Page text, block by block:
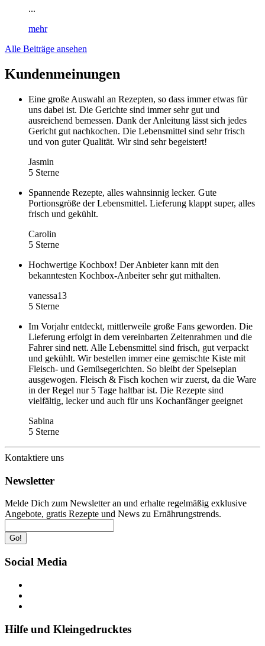
...
mehr
Alle Beiträge ansehen
Kundenmeinungen
Eine große Auswahl an Rezepten, so dass immer etwas für
uns dabei ist. Die Gerichte sind immer sehr gut und
ausreichend bemessen. Dank der Anleitung lässt sich jedes
Gericht gut nachkochen. Die Lebensmittel sind sehr frisch
und von guter Qualität. Wir sind sehr begeistert!
Jasmin
5 Sterne
Spannende Rezepte, alles wahnsinnig lecker. Gute
Portionsgröße der Lebensmittel. Lieferung klappt super, alles
frisch und gekühlt.
Carolin
5 Sterne
Hochwertige Kochbox! Der Anbieter kann mit den
bekanntesten Kochbox-Anbeiter sehr gut mithalten.
vanessa13
5 Sterne
Im Vorjahr entdeckt, mittlerweile große Fans geworden. Die
Lieferung erfolgt in dem vereinbarten Zeitenrahmen und die
Fahrer sind nett. Alle Lebensmittel sind frisch, gut verpackt
und gekühlt. Wir bestellen immer eine gemischte Kiste mit
Fleisch- und Gemüsegerichten. So bleibt der Speiseplan
ausgewogen. Fleisch & Fisch kochen wir zuerst, da die Ware
in der Regel nur 5 Tage haltbar ist. Die Rezepte sind
vielfältig, lecker und auch für uns Kochanfänger geeignet
Sabina
5 Sterne
Kontaktiere uns
Newsletter
Melde Dich zum Newsletter an und erhalte regelmäßig exklusive
Angebote, gratis Rezepte und News zu Ernährungstrends.
Go!
Social Media
Hilfe und Kleingedrucktes